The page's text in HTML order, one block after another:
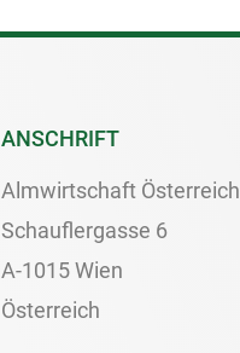
ANSCHRIFT
Almwirtschaft Österreich
Schauflergasse 6
A-1015 Wien
Österreich